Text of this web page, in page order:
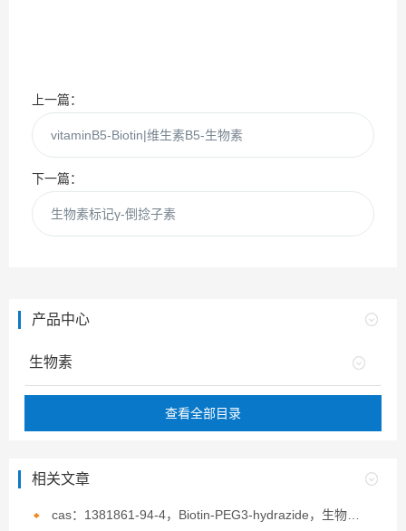
上一篇：
vitaminB5-Biotin|维生素B5-生物素
下一篇：
生物素标记γ-倒捻子素
产品中心
生物素
查看全部目录
相关文章